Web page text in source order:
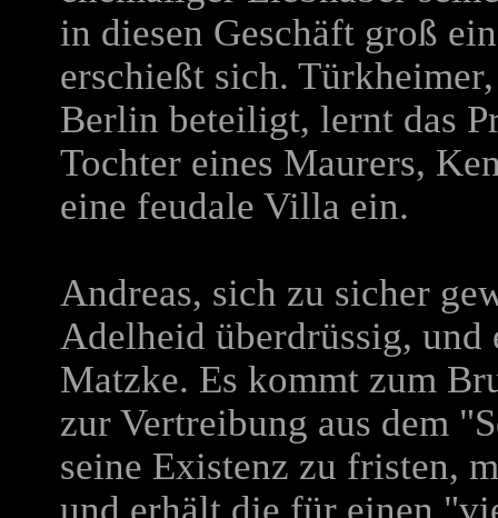
in diesen Geschäft groß
erschießt sich.
Berlin beteiligt, lernt das
Tochter eines Maurers,
eine feudale Villa ein.
Andreas, sich zu sicher
Adelheid überdrüssig,
Matzke. Es kommt zum
zur Vertreibung aus dem
seine Existenz zu fristen,